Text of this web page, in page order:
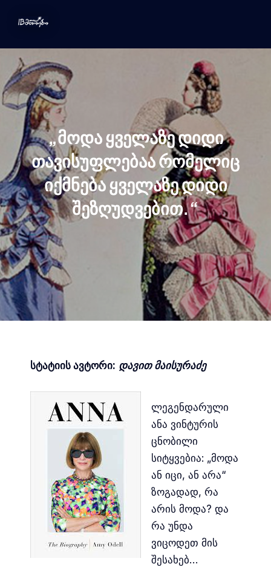
„მოდა ყველაზე დიდი
თავისუფლებაა რომელიც
იქმნება ყველაზე დიდი
შეზღუდვებით.“
სტატიის ავტორი: დავით მაისურაძე
ლეგენდარული
ანა ვინტურის
ცნობილი
სიტყვებია: „მოდა
ან იცი, ან არა“
ზოგადად, რა
არის მოდა? და
რა უნდა
ვიცოდეთ მის
შესახებ…